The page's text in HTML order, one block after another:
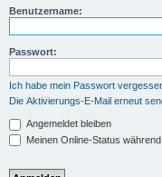
Benutzername:
Passwort:
Ich habe mein Passwort
Die Aktivierungs-E-Mail erneut
Angemeldet bleiben
Meinen Online-Status